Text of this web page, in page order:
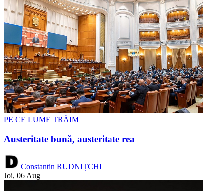
PE CE LUME TRĂIM
Austeritate bună, austeritate rea
Constantin RUDNIȚCHI
Joi, 06 Aug